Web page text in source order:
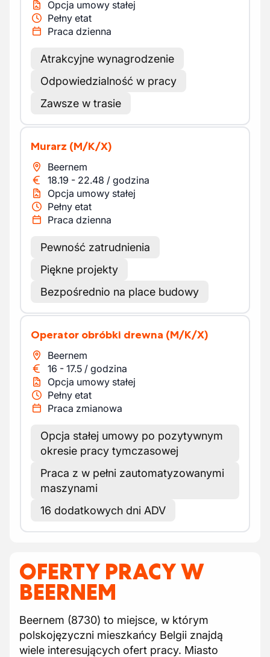
Opcja umowy stałej
Pełny etat
Praca dzienna
Atrakcyjne wynagrodzenie
Odpowiedzialność w pracy
Zawsze w trasie
Murarz (M/K/X)
Beernem
18.19 - 22.48 / godzina
Opcja umowy stałej
Pełny etat
Praca dzienna
Pewność zatrudnienia
Piękne projekty
Bezpośrednio na place budowy
Operator obróbki drewna (M/K/X)
Beernem
16 - 17.5 / godzina
Opcja umowy stałej
Pełny etat
Praca zmianowa
Opcja stałej umowy po pozytywnym
okresie pracy tymczasowej
Praca z w pełni zautomatyzowanymi
maszynami
16 dodatkowych dni ADV
OFERTY PRACY W
BEERNEM
Beernem (8730) to miejsce, w którym
polskojęzyczni mieszkańcy Belgii znajdą
wiele interesujących ofert pracy. Miasto